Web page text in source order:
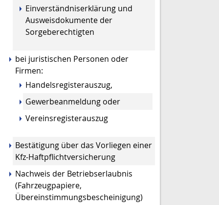
Einverständniserklärung und
Ausweisdokumente der
Sorgeberechtigten
bei juristischen Personen oder
Firmen:
Handelsregisterauszug,
Gewerbeanmeldung oder
Vereinsregisterauszug
Bestätigung über das Vorliegen einer
Kfz-Haftpflichtversicherung
Nachweis der Betriebserlaubnis
(Fahrzeugpapiere,
Übereinstimmungsbescheinigung)